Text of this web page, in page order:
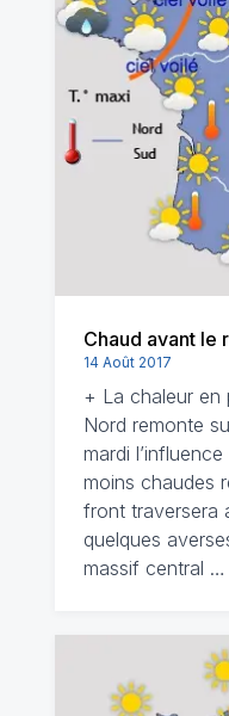
Chaud avant le
14 Août 2017
+ La chaleur en
Nord remonte
mardi
moins chaudes
front traversera
quelques
massif central …